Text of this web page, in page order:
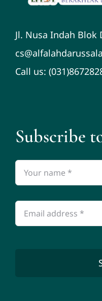
Jl. Nusa Indah Blok
Call us:
Subscribe